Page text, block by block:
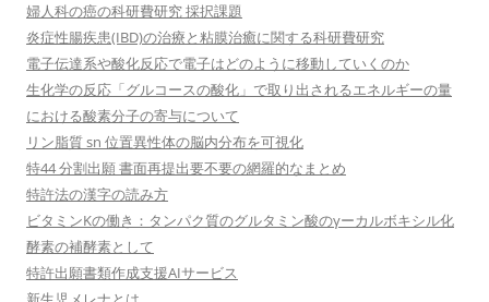
婦人科の癌の科研費研究 採択課題
炎症性腸疾患(IBD)の治療と粘膜治癒に関する科研費研究
電子伝達系や酸化反応で電子はどのように移動していくのか
生化学の反応「グルコースの酸化」で取り出されるエネルギーの量
における酸素分子の寄与について
リン脂質 sn 位置異性体の脳内分布を可視化
特44 分割出願 書面再提出要不要の網羅的なまとめ
特許法の漢字の読み方
ビタミンKの働き：タンパク質のグルタミン酸のγーカルボキシル化
酵素の補酵素として
特許出願書類作成支援AIサービス